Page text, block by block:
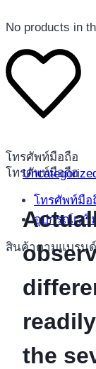
โทรศัพท์มือถือ
โทรศัพท์มือถือ
โทรศัพท์มือ
อุปกรณ์เสริ
สินค้าตามแบรนด์
No products in
the